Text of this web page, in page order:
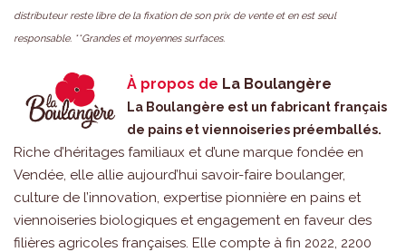
distributeur reste libre de la fixation de son prix de vente et en est seul
responsable. **Grandes et moyennes surfaces.
À propos de La Boulangère
La Boulangère est un fabricant français
de pains et viennoiseries préemballés.
Riche d’héritages familiaux et d’une marque fondée en
Vendée, elle allie aujourd’hui savoir-faire boulanger,
culture de l’innovation, expertise pionnière en pains et
viennoiseries biologiques et engagement en faveur des
filières agricoles françaises. Elle compte à fin 2022, 2200